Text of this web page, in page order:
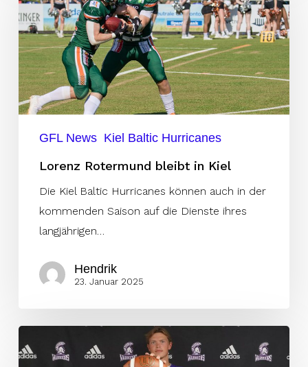
bleibt
in
Kiel
GFL News Kiel Baltic Hurricanes
Lorenz Rotermund bleibt in Kiel
Die Kiel Baltic Hurricanes können auch in der
kommenden Saison auf die Dienste ihres
langjährigen…
Hendrik
23. Januar 2025
Cole